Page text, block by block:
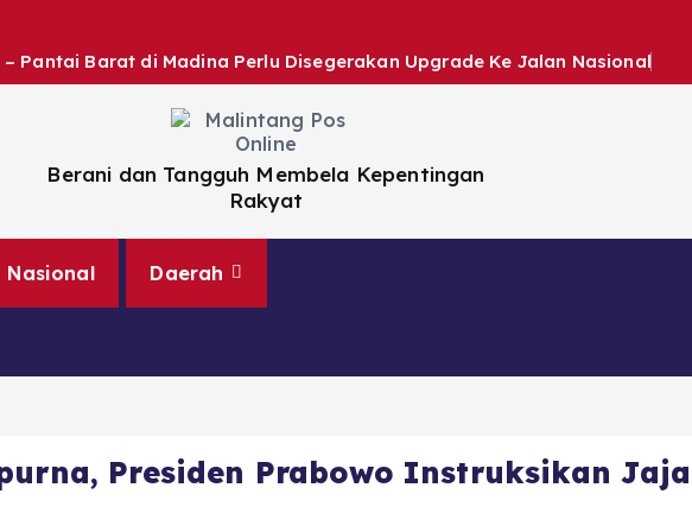
Pantai Barat di Madina Perlu Disegerakan Upgrade Ke Jalan Nasional
Berani dan Tangguh Membela Kepentingan
Rakyat
Nasional Daerah
Presiden Prabowo Instruksikan